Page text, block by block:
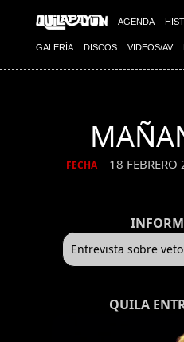
AGENDA
GALERÍA DISCOS VIDEOS/AV
FECHA 18 FEBRERO
Entrevista sobre
QUILA